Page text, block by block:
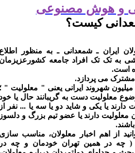
و هوش مصنوعی
کیست؟
ایران ـ شمعدانی ـ به منظور اطلاع
به تک تک افراد جامعه کشورعزیزمان
است.
می پردازد.
شهروند ایرانی یعنی " معلولیت " ؛
معلولیت دست به گریبانند حال یا خود
یا یکی و شاید دو یا سه یا ... نفر از
دارند یا عضو تیم بزرگ و دلسوز
از اهم اخبار معلولان، مناسب سازی
در همین تهران خودمان و چه در